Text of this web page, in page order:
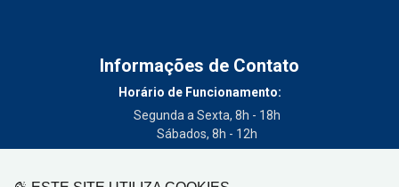
Informações de Contato
Horário de Funcionamento:
Segunda a Sexta, 8h - 18h
Sábados, 8h - 12h